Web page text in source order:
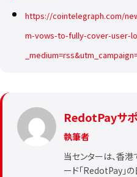
https://cointelegraph.com/
m-vows-to-fully-cover-user-
RedotPayサ
執筆者
当センターは、香
ード「RedotPay」